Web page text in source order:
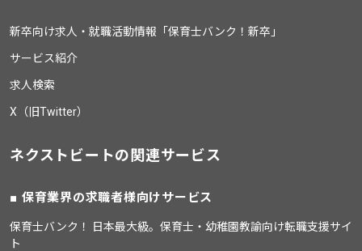
新卒向け求人・就職活動情報「保育士バンク！新卒」
サービス紹介
求人検索
X（旧Twitter）
ネクストビートの関連サービス
保育業界の求職者様向けサービス
保育士バンク！ 日本最大級。保育士・幼稚園教諭向け転職支援サイ
ト